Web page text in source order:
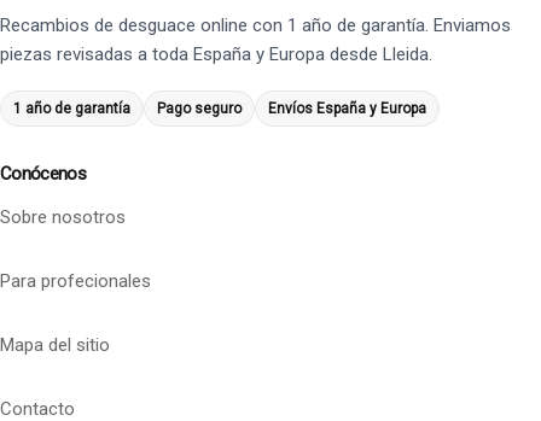
Recambios de desguace online con 1 año de garantía. Enviamos
piezas revisadas a toda España y Europa desde Lleida.
1 año de garantía Pago seguro Envíos España y Europa
Conócenos
Sobre nosotros
Para profecionales
Mapa del sitio
Contacto